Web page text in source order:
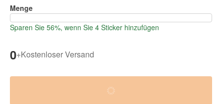
Menge
Sparen Sie 56%, wenn Sie 4 Sticker hinzufügen
0+Kostenloser Versand